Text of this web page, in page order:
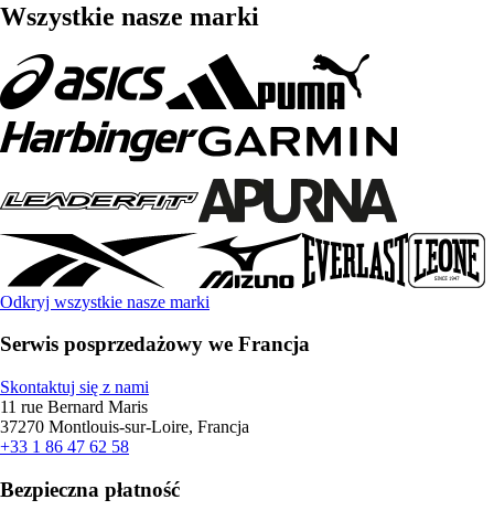
Wszystkie nasze marki
Odkryj wszystkie nasze marki
Serwis posprzedażowy we Francja
Skontaktuj się z nami
11 rue Bernard Maris
37270 Montlouis-sur-Loire, Francja
+33 1 86 47 62 58
Bezpieczna płatność